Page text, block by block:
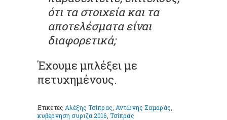
ότι τα στοιχεία και τα
αποτελέσματα είναι
διαφορετικά;
Έχουμε μπλέξει με
πετυχημένους.
Ετικέτες Αλέξης Τσίπρας Αντώνης Σαμαράς
κυβέρνηση συριζα 2016 Τσίπρας